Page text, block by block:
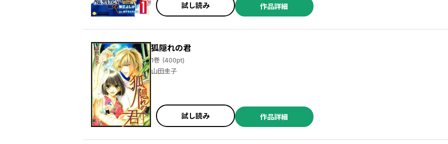
試し読み 作品詳細
狐隠れの君
1巻 (400pt)
山田圭子
試し読み 作品詳細